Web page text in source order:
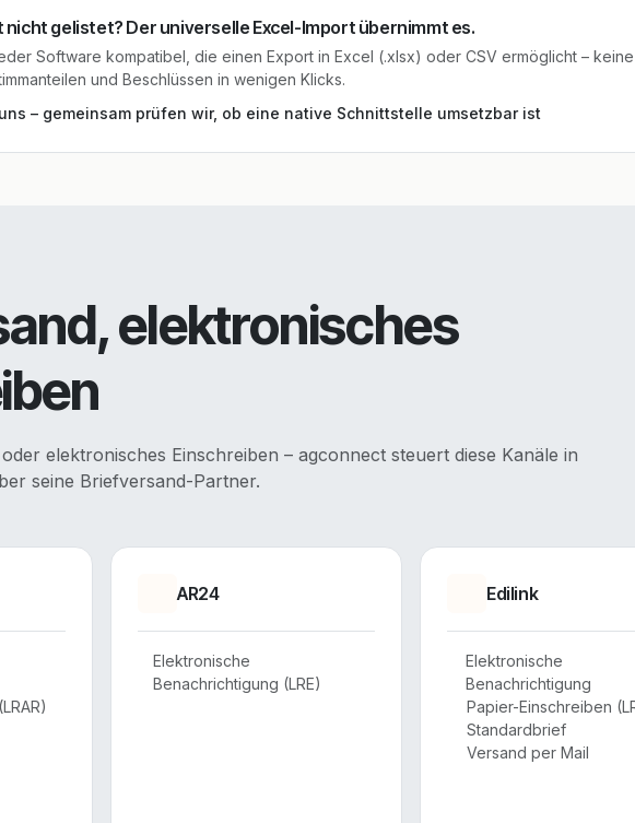
gelistet? Der universelle Excel-Import übernimmt es.
Software kompatibel, die einen Export in Excel (.xlsx) oder CSV ermöglicht –
und Beschlüssen in wenigen Klicks.
– gemeinsam prüfen wir, ob eine native Schnittstelle umsetzbar ist
elektronisches
elektronisches Einschreiben – agconnect steuert diese Kanäle in
seine Briefversand-Partner.
AR24
Elektronische
Benachrichtigung (LRE)
Edilink
Elektronische
Benachrichtigung
Papier-Einschreiben
Standardbrief
Versand per Mail